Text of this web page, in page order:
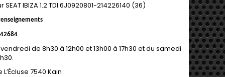
IBIZA 1.2 TDI 6J0920801-214226140 (36)
de 8h30 à 12h00 et 13h00 à 17h30 et du samedi
L’Écluse 7540 Kain